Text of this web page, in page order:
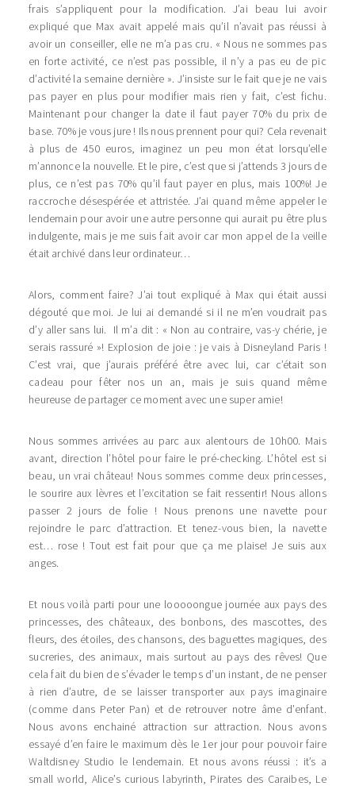
frais s’appliquent pour la modification. J’ai beau lui avoir
expliqué que Max avait appelé mais qu’il n’avait pas réussi à
avoir un conseiller, elle ne m’a pas cru. « Nous ne sommes pas
en forte activité, ce n’est pas possible, il n’y a pas eu de pic
d’activité la semaine dernière ». J’insiste sur le fait que je ne vais
pas payer en plus pour modifier mais rien y fait, c’est fichu.
Maintenant pour changer la date il faut payer 70% du prix de
base. 70% je vous jure ! Ils nous prennent pour qui? Cela revenait
à plus de 450 euros, imaginez un peu mon état lorsqu’elle
m’annonce la nouvelle. Et le pire, c’est que si j’attends 3 jours de
plus, ce n’est pas 70% qu’il faut payer en plus, mais 100%! Je
raccroche désespérée et attristée. J’ai quand même appeler le
lendemain pour avoir une autre personne qui aurait pu être plus
indulgente, mais je me suis fait avoir car mon appel de la veille
était archivé dans leur ordinateur…
Alors, comment faire? J’ai tout expliqué à Max qui était aussi
dégouté que moi. Je lui ai demandé si il ne m’en voudrait pas
d’y aller sans lui. Il m’a dit : « Non au contraire, vas-y chérie, je
serais rassuré »! Explosion de joie : je vais à Disneyland Paris !
C’est vrai, que j’aurais préféré être avec lui, car c’était son
cadeau pour fêter nos un an, mais je suis quand même
heureuse de partager ce moment avec une super amie!
Nous sommes arrivées au parc aux alentours de 10h00. Mais
avant, direction l’hôtel pour faire le pré-checking. L’hôtel est si
beau, un vrai château! Nous sommes comme deux princesses,
le sourire aux lèvres et l’excitation se fait ressentir! Nous allons
passer 2 jours de folie ! Nous prenons une navette pour
rejoindre le parc d’attraction. Et tenez-vous bien, la navette
est… rose ! Tout est fait pour que ça me plaise! Je suis aux
anges.
Et nous voilà parti pour une looooongue journée aux pays des
princesses, des châteaux, des bonbons, des mascottes, des
fleurs, des étoiles, des chansons, des baguettes magiques, des
sucreries, des animaux, mais surtout au pays des rêves! Que
cela fait du bien de s’évader le temps d’un instant, de ne penser
à rien d’autre, de se laisser transporter aux pays imaginaire
(comme dans Peter Pan) et de retrouver notre âme d’enfant.
Nous avons enchainé attraction sur attraction. Nous avons
essayé d’en faire le maximum dès le 1er jour pour pouvoir faire
Waltdisney Studio le lendemain. Et nous avons réussi : it’s a
small world, Alice’s curious labyrinth, Pirates des Caraibes, Le